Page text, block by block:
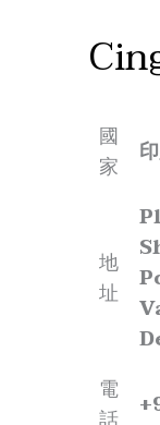
t
d
家
地
電
C
a
e
lo
D
O
O
網
頁
C
ip
p
S
a
國
家
地
址
電